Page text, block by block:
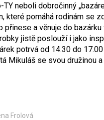
neboli dobročinný
které pomáhá rodinám se
a věnuje do
jistě poslouží i jako
potrvá od 14.30 do
Mikuláš se svou družinou
Frolová